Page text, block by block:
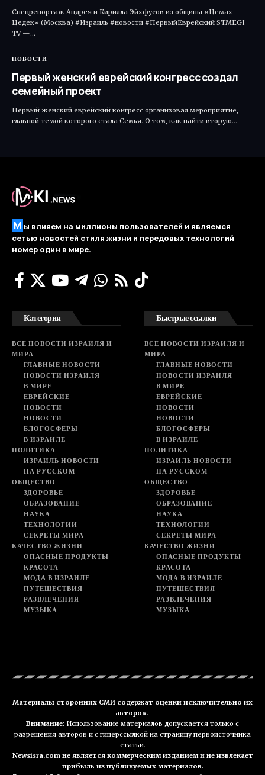
Спецрепортаж Андрея и Кирилла Эйхфусов из общины «Цемах
Цедек» (Москва) #Израиль #новости #ПервыйЕврейский STMEGI
TV —…
НОВОСТИ
Первый женский еврейский конгресс создал
семейный проект
Первый женский еврейский конгресс организовал мероприятие,
главной темой которого стала Семья. О том, как найти вторую…
М ы влияем на миллионы пользователей и являемся
сетью новостей стиля жизни и передовых технологий
номер один в мире.
Категории
ВСЕ НОВОСТИ ИЗРАИЛЯ И
МИРА
ГЛАВНЫЕ НОВОСТИ
НОВОСТИ ИЗРАИЛЯ
В МИРЕ
ЕВРЕЙСКИЕ
НОВОСТИ
НОВОСТИ
БЛОГОСФЕРЫ
В ИЗРАИЛЕ
ПОЛИТИКА
ИЗРАИЛЬ НОВОСТИ
НА РУССКОМ
ОБЩЕСТВО
ЗДОРОВЬЕ
ОБРАЗОВАНИЕ
НАУКА
ТЕХНОЛОГИИ
СЕКРЕТЫ МИРА
КАЧЕСТВО ЖИЗНИ
ОПАСНЫЕ ПРОДУКТЫ
КРАСОТА
МОДА В ИЗРАИЛЕ
ПУТЕШЕСТВИЯ
РАЗВЛЕЧЕНИЯ
МУЗЫКА
Быстрые ссылки
ВСЕ НОВОСТИ ИЗРАИЛЯ И
МИРА
ГЛАВНЫЕ НОВОСТИ
НОВОСТИ ИЗРАИЛЯ
В МИРЕ
ЕВРЕЙСКИЕ
НОВОСТИ
НОВОСТИ
БЛОГОСФЕРЫ
В ИЗРАИЛЕ
ПОЛИТИКА
ИЗРАИЛЬ НОВОСТИ
НА РУССКОМ
ОБЩЕСТВО
ЗДОРОВЬЕ
ОБРАЗОВАНИЕ
НАУКА
ТЕХНОЛОГИИ
СЕКРЕТЫ МИРА
КАЧЕСТВО ЖИЗНИ
ОПАСНЫЕ ПРОДУКТЫ
КРАСОТА
МОДА В ИЗРАИЛЕ
ПУТЕШЕСТВИЯ
РАЗВЛЕЧЕНИЯ
МУЗЫКА
Материалы сторонних СМИ содержат оценки исключительно их
авторов.
Внимание: Использование материалов допускается только с
разрешения авторов и с гиперссылкой на страницу первоисточника
статьи.
Newsisra.com не является коммерческим изданием и не извлекает
прибыль из публикуемых материалов.